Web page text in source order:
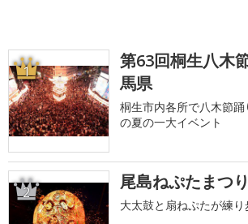
1
第63回桐生八木
馬県
桐生市内各所で八木節
の夏の一大イベント
2 尾島ねぷたまつ
大太鼓と扇ねぷたが練